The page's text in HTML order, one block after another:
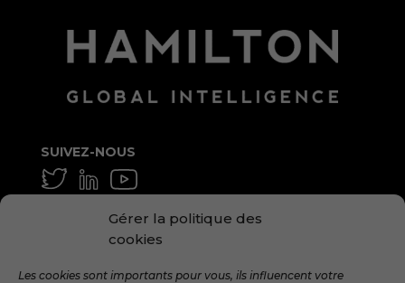
Gérer la politique des
cookies
Les cookies sont importants pour vous, ils influencent votre
SUIVEZ-NOUS
info@hamilton.global
TRAVAILLE AVEC NOUS